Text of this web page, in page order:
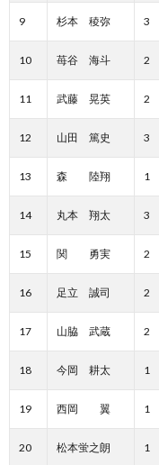
9 杉本 稜弥 3
10 苺谷 海斗 2
11 武藤 晃英 2
12 山田 篤史 3
13 森 陸翔 1
14 丸本 翔太 3
15 関 勇実 2
16 足立 誠司 2
17 山脇 武蔵 2
18 今岡 耕太 1
19 西岡 翼 1
20 松本蛍之朗 1